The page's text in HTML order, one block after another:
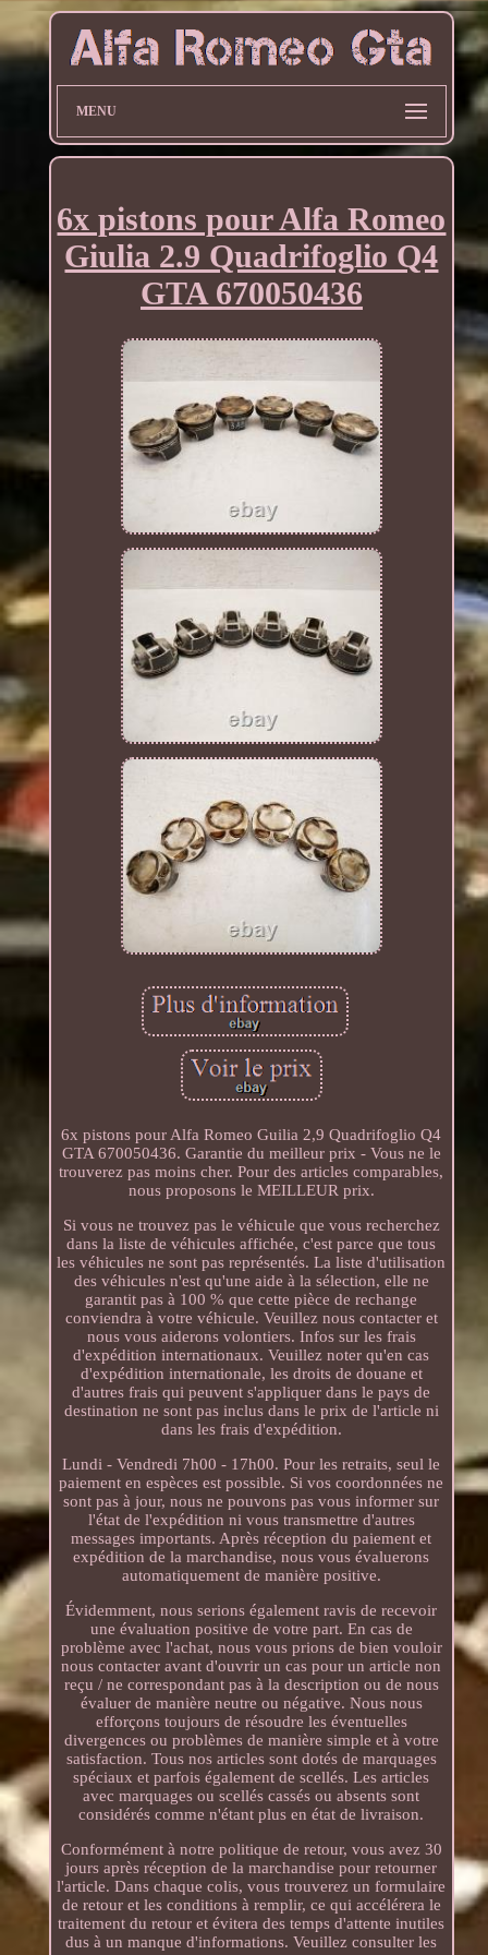
MENU
6x pistons pour Alfa Romeo
Giulia 2.9 Quadrifoglio Q4
GTA 670050436
6x pistons pour Alfa Romeo Guilia 2,9 Quadrifoglio Q4
GTA 670050436. Garantie du meilleur prix - Vous ne le
trouverez pas moins cher. Pour des articles comparables,
nous proposons le MEILLEUR prix.
Si vous ne trouvez pas le véhicule que vous recherchez
dans la liste de véhicules affichée, c'est parce que tous
les véhicules ne sont pas représentés. La liste d'utilisation
des véhicules n'est qu'une aide à la sélection, elle ne
garantit pas à 100 % que cette pièce de rechange
conviendra à votre véhicule. Veuillez nous contacter et
nous vous aiderons volontiers. Infos sur les frais
d'expédition internationaux. Veuillez noter qu'en cas
d'expédition internationale, les droits de douane et
d'autres frais qui peuvent s'appliquer dans le pays de
destination ne sont pas inclus dans le prix de l'article ni
dans les frais d'expédition.
Lundi - Vendredi 7h00 - 17h00. Pour les retraits, seul le
paiement en espèces est possible. Si vos coordonnées ne
sont pas à jour, nous ne pouvons pas vous informer sur
l'état de l'expédition ni vous transmettre d'autres
messages importants. Après réception du paiement et
expédition de la marchandise, nous vous évaluerons
automatiquement de manière positive.
Évidemment, nous serions également ravis de recevoir
une évaluation positive de votre part. En cas de
problème avec l'achat, nous vous prions de bien vouloir
nous contacter avant d'ouvrir un cas pour un article non
reçu / ne correspondant pas à la description ou de nous
évaluer de manière neutre ou négative. Nous nous
efforçons toujours de résoudre les éventuelles
divergences ou problèmes de manière simple et à votre
satisfaction. Tous nos articles sont dotés de marquages
spéciaux et parfois également de scellés. Les articles
avec marquages ou scellés cassés ou absents sont
considérés comme n'étant plus en état de livraison.
Conformément à notre politique de retour, vous avez 30
jours après réception de la marchandise pour retourner
l'article. Dans chaque colis, vous trouverez un formulaire
de retour et les conditions à remplir, ce qui accélérera le
traitement du retour et évitera des temps d'attente inutiles
dus à un manque d'informations. Veuillez consulter les